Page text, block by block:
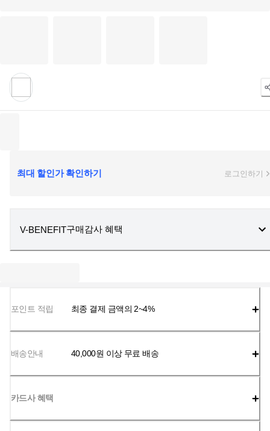
최대 할인가 확인하기 로그인하기
V-BENEFIT구매감사 혜택
포인트 적립 최종 결제 금액의 2~4%
배송안내 40,000원 이상 무료 배송
카드사 혜택